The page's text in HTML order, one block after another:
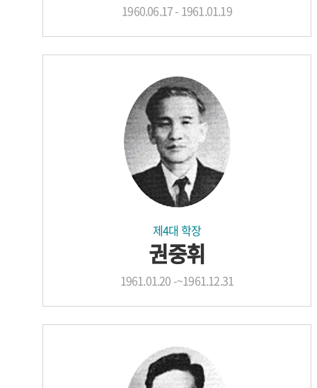
1960.06.17 - 1961.01.19
제4대 학장
권중휘
1961.01.20 -~1961.12.31